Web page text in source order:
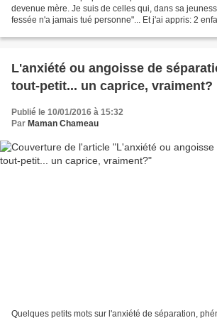
devenue mère. Je suis de celles qui, dans sa
fessée n'a jamais tué personne"... Et j'ai appris: 2
L'anxiété ou angoisse de
tout-petit... un caprice, vraiment?
Publié le 10/01/2016 à 15:32
Par Maman Chameau
Quelques petits mots sur l'anxiété de séparation,